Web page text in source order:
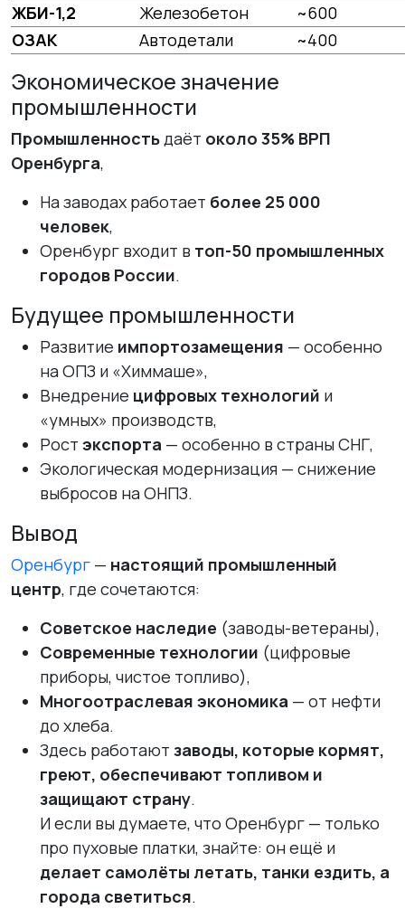
ЖБИ-1,2
Железобетон
~600
ОЗАК
Автодетали ~400
Экономическое значение
промышленности
Промышленностьдаёт около 35% ВРП
Оренбурга,
На заводах работает более 25 000
человек,
Оренбург входит в топ-50 промышленных
городов России.
Будущее промышленности
Развитие импортозамещения — особенно
на ОПЗ и «Химмаше»,
Внедрение цифровых технологий и
«умных» производств,
Рост экспорта — особенно в страны СНГ,
Экологическая модернизация — снижение
выбросов на ОНПЗ.
Вывод
Оренбург — настоящий промышленный
центр, где сочетаются:
Советское наследие (заводы-ветераны),
Современные технологии (цифровые
приборы, чистое топливо),
Многоотраслевая экономика — от нефти
до хлеба.
Здесь работают заводы, которые кормят,
греют, обеспечивают топливом и
защищают страну.
И если вы думаете, что Оренбург — только
про пуховые платки, знайте: он ещё и
делает самолёты летать, танки ездить, а
города светиться.